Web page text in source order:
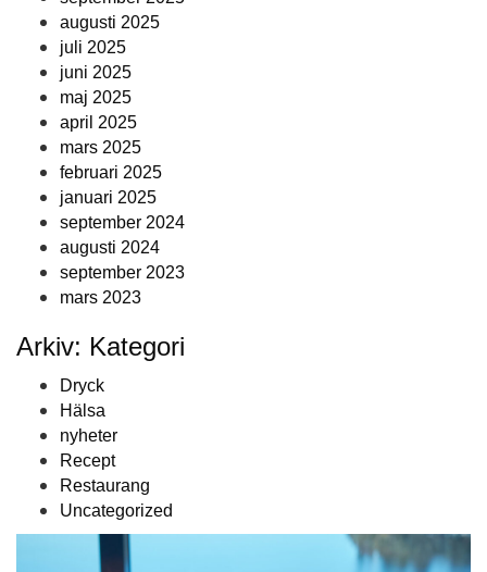
augusti 2025
juli 2025
juni 2025
maj 2025
april 2025
mars 2025
februari 2025
januari 2025
september 2024
augusti 2024
september 2023
mars 2023
Arkiv: Kategori
Dryck
Hälsa
nyheter
Recept
Restaurang
Uncategorized